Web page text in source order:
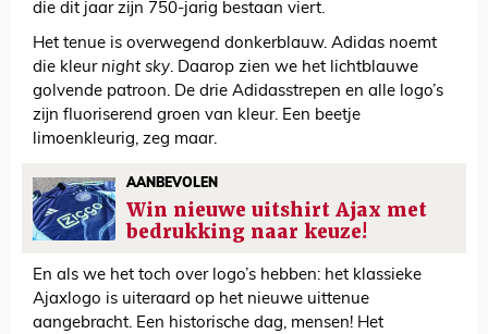
die dit jaar zijn 750-jarig bestaan viert.
Het tenue is overwegend donkerblauw. Adidas noemt
die kleur night sky. Daarop zien we het lichtblauwe
golvende patroon. De drie Adidasstrepen en alle logo’s
zijn fluoriserend groen van kleur. Een beetje
limoenkleurig, zeg maar.
AANBEVOLEN
Win nieuwe uitshirt Ajax met
bedrukking naar keuze!
En als we het toch over logo’s hebben: het klassieke
Ajaxlogo is uiteraard op het nieuwe uittenue
aangebracht. Een historische dag, mensen! Het